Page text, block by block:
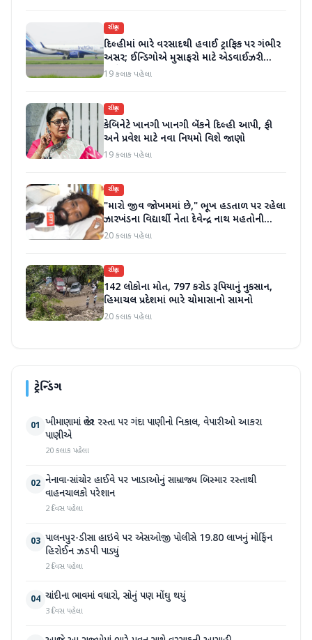
રાષ્ટ્રીય
દિલ્હીમાં ભારે વરસાદથી હવાઈ ટ્રાફિક પર ગંભીર
અસર; ઈન્ડિગોએ મુસાફરો માટે એડવાઈઝરી
જાહેર કરી
19 કલાક પહેલા
રાષ્ટ્રીય
કેબિનેટે ખાનગી ખાનગી બેંકને દિલ્હી આપી, ફી
અને પ્રવેશ માટે નવા નિયમો વિશે જાણો
19 કલાક પહેલા
રાષ્ટ્રીય
"મારો જીવ જોખમમાં છે," ભૂખ હડતાળ પર રહેલા
ઝારખંડના વિદ્યાર્થી નેતા દેવેન્દ્ર નાથ મહતોની
તબિયત ખરાબ
20 કલાક પહેલા
રાષ્ટ્રીય
142 લોકોના મોત, 797 કરોડ રૂપિયાનું નુકસાન,
હિમાચલ પ્રદેશમાં ભારે ચોમાસાનો સામનો
20 કલાક પહેલા
ટ્રેન્ડિંગ
01 ખીમાણામાં જાહેર રસ્તા પર ગંદા પાણીનો નિકાલ, વેપારીઓ આકરા
પાણીએ
20 કલાક પહેલા
02 નેનાવા-સાંચોર હાઈવે પર ખાડાઓનું સામ્રાજ્ય બિસ્માર રસ્તાથી
વાહનચાલકો પરેશાન
2 દિવસ પહેલા
03 પાલનપુર-ડીસા હાઇવે પર એસઓજી પોલીસે 19.80 લાખનું મોર્ફિન
હિરોઈન ઝડપી પાડ્યું
2 દિવસ પહેલા
04 ચાંદીના ભાવમાં વધારો, સોનું પણ મોંઘુ થયું
3 દિવસ પહેલા